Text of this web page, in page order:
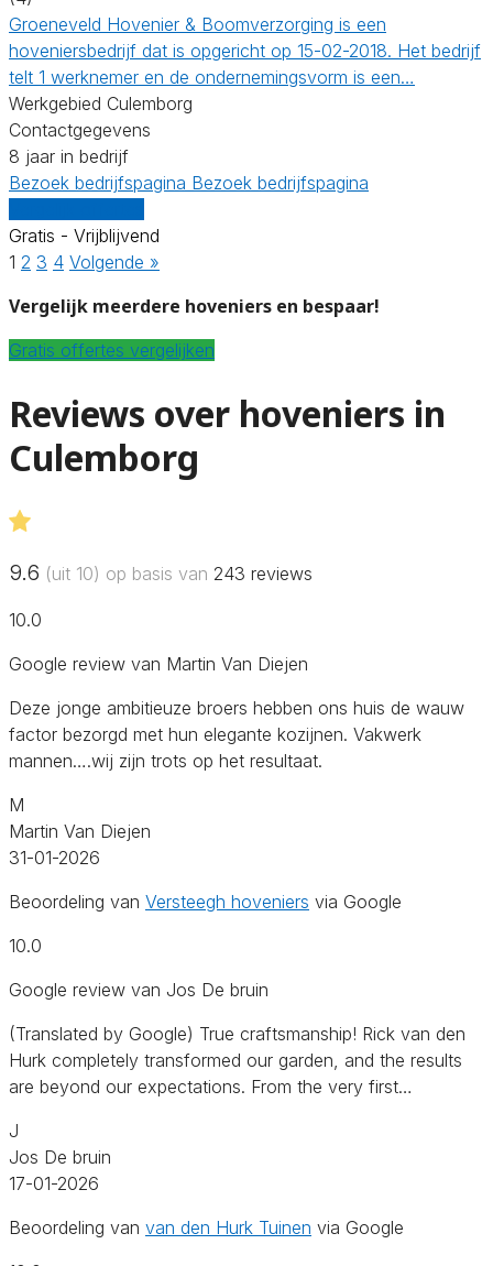
Groeneveld Hovenier & Boomverzorging is een
hoveniersbedrijf dat is opgericht op 15-02-2018. Het bedrijf
telt 1 werknemer en de ondernemingsvorm is een…
Werkgebied Culemborg
Contactgegevens
8 jaar in bedrijf
Bezoek bedrijfspagina Bezoek bedrijfspagina
Gratis - Vrijblijvend
1 2 3 4 Volgende »
Vergelijk meerdere hoveniers en bespaar!
Gratis offertes vergelijken
Reviews over hoveniers in
Culemborg
9.6 (uit 10) op basis van 243 reviews
10.0
Google review van Martin Van Diejen
Deze jonge ambitieuze broers hebben ons huis de wauw
factor bezorgd met hun elegante kozijnen. Vakwerk
mannen….wij zijn trots op het resultaat.
M
Martin Van Diejen
31-01-2026
Beoordeling van Versteegh hoveniers via Google
10.0
Google review van Jos De bruin
(Translated by Google) True craftsmanship! Rick van den
Hurk completely transformed our garden, and the results
are beyond our expectations. From the very first…
J
Jos De bruin
17-01-2026
Beoordeling van van den Hurk Tuinen via Google